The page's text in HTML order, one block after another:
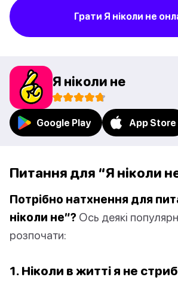
Грати Я ніколи не
Я ніколи не
Google Play App Store
Питання для “Я ніколи
Потрібно натхнення для
ніколи не”? Ось деякі
розпочати:
1. Ніколи в житті я не